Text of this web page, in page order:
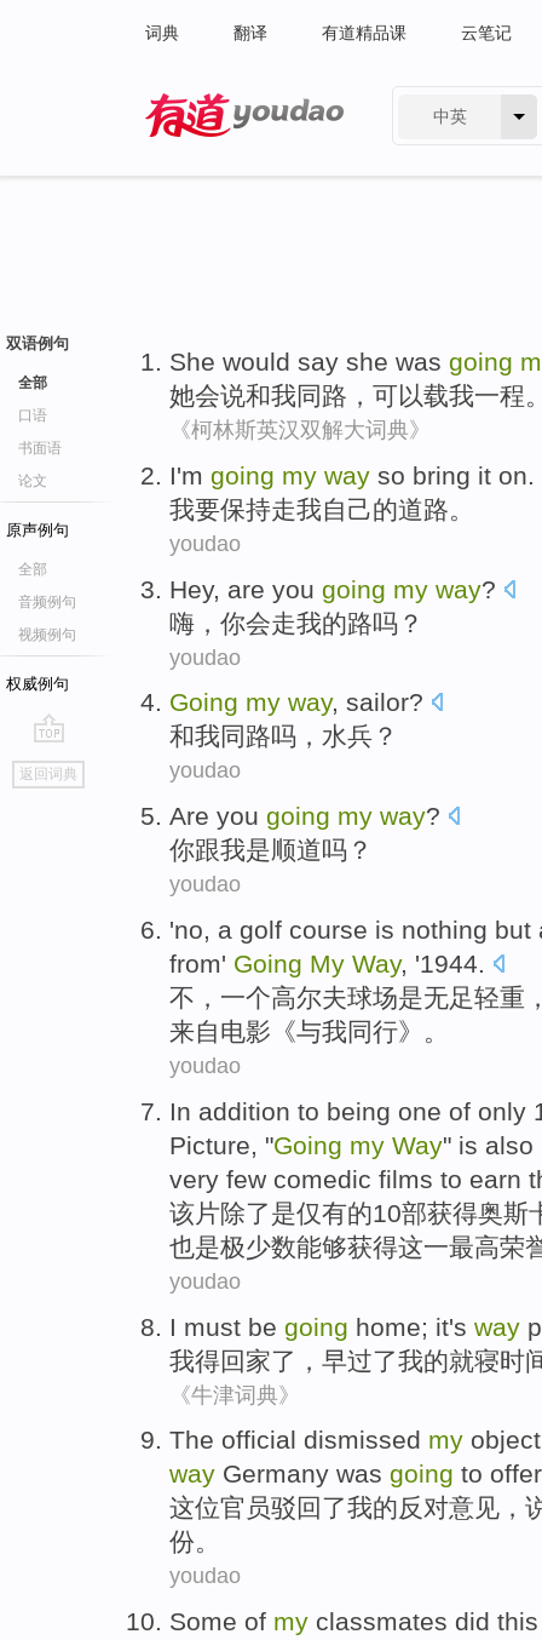
词典 翻译 有道精品课 云笔记
中英
双语例句
全部
口语
书面语
论文
原声例句
全部
音频例句
视频例句
权威例句
go
top
返回词典
She would say she was going
她会说和我同路 ，可以载我一程
《柯林斯英汉双解大词典》
I'm going my way so bring it on.
我要保持走我自己的道路。
youdao
Hey, are you going my way?
嗨 ， 你会走我的路吗？
youdao
Going my way, sailor?
和我同路吗， 水兵 ？
youdao
Are you going my way?
你跟我是顺道吗？
youdao
'no, a golf course is nothing but
from' Going My Way, '1944.
不 ， 一个高尔夫球场是无足轻重
来自电影《与我同行》。
youdao
In addition to being one of only
Picture, "Going my Way" is also
very few comedic films to earn
该片除了是仅有的10部获得奥斯
也是极少数能够获得这一最高荣
youdao
I must be going home; it's way
我得回家了 ，早过了我的就寝时
《牛津词典》
The official dismissed my
way Germany was going to offer
这位官员驳回了我的反对意见 ，
份。
youdao
Some of my classmates did this